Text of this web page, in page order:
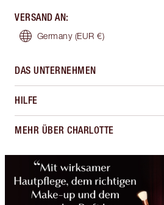
VERSAND AN:
Germany (EUR €)
DAS UNTERNEHMEN
HILFE
MEHR ÜBER CHARLOTTE